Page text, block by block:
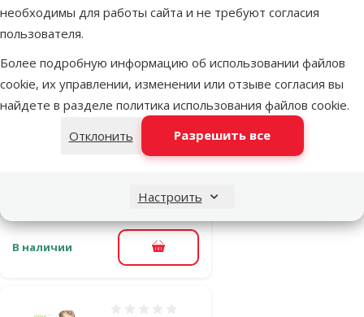
необходимы для работы сайта и не требуют согласия
пользователя.
Более подробную информацию об использовании файлов
cookie, их управлении, изменении или отзыве согласия вы
найдете в разделе политика использования файлов cookie.
Отклонить
Разрешить все
Настроить
В наличии
Шлейка для
грызунов –
Pawise, Jogging
Оценка 0%
Цена
6,99 €
В наличии В корзину